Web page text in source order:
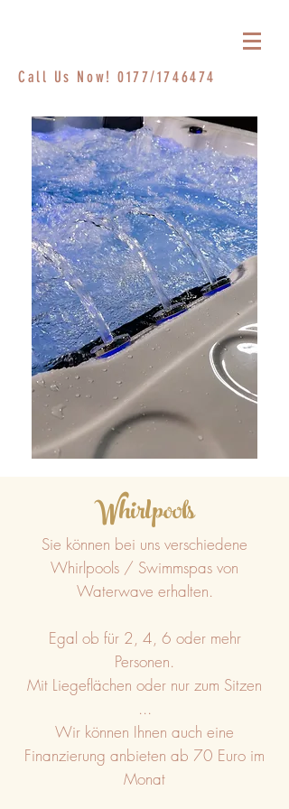
Call Us Now! 0177/1746474
Whirlpools
Sie können bei uns verschiedene
Whirlpools / Swimmspas von
Waterwave erhalten.
Egal ob für 2, 4, 6 oder mehr
Personen.
Mit Liegeflächen oder nur zum Sitzen
...
Wir können Ihnen auch eine
Finanzierung anbieten ab 70 Euro im
Monat